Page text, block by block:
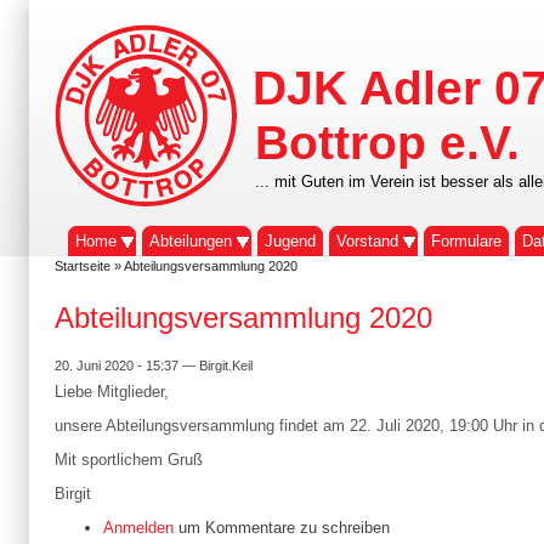
DJK Adler
Bottrop e.V.
... mit Guten im Verein ist besser als
Home Abteilungen Jugend Vorstand Formulare
Startseite » Abteilungsversammlung 2020
Abteilungsversammlung 2020
20. Juni 2020 - 15:37 — Birgit.Keil
Liebe Mitglieder,
unsere Abteilungsversammlung findet am 22. Juli 2020, 19:00 Uhr
Mit sportlichem Gruß
Birgit
Anmelden um Kommentare zu schreiben